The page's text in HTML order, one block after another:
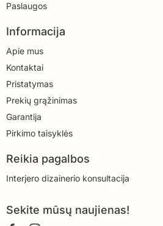
Paslaugos
Informacija
Apie mus
Kontaktai
Pristatymas
Prekių grąžinimas
Garantija
Pirkimo taisyklės
Reikia pagalbos
Interjero dizainerio konsultacija
Sekite mūsų naujienas!